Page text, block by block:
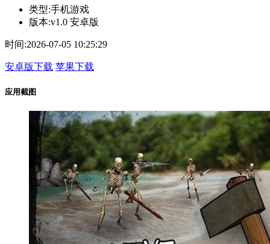
类型:手机游戏
版本:v1.0 安卓版
时间:2026-07-05 10:25:29
安卓版下载 苹果下载
应用截图